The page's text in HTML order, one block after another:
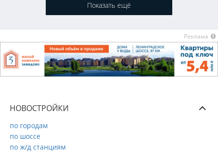
Показать ещё
Реклама
НОВОСТРОЙКИ
по городам
по шоссе
по ж/д станциям